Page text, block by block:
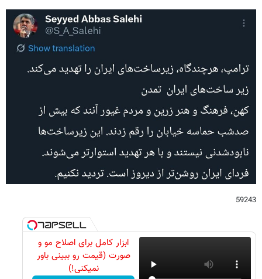
59243
ابزار کامل برای اصلاح مو و
صورت (قیمت رو ببینی باور
نمیکنی!)